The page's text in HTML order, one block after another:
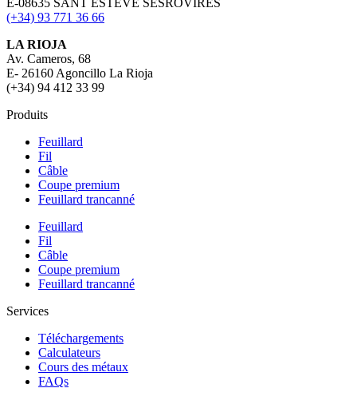
E-08635 SANT ESTEVE SESROVIRES
(+34) 93 771 36 66
LA RIOJA
Av. Cameros, 68
E- 26160 Agoncillo La Rioja
(+34) 94 412 33 99
Produits
Feuillard
Fil
Câble
Coupe premium
Feuillard trancanné
Feuillard
Fil
Câble
Coupe premium
Feuillard trancanné
Services
Téléchargements
Calculateurs
Cours des métaux
FAQs